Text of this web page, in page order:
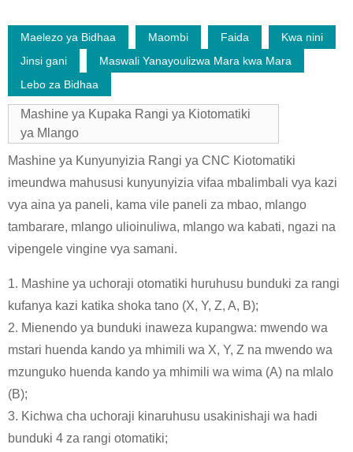
Maelezo ya Bidhaa Maombi Faida
Kwa nini
Jinsi gani
Maswali Yanayoulizwa Mara kwa Mara
Lebo za Bidhaa
Mashine ya Kupaka Rangi ya Kiotomatiki
ya Mlango
Mashine ya Kunyunyizia Rangi ya CNC Kiotomatiki
imeundwa mahususi kunyunyizia vifaa mbalimbali vya kazi
vya aina ya paneli, kama vile paneli za mbao, mlango
tambarare, mlango ulioinuliwa, mlango wa kabati, ngazi na
vipengele vingine vya samani.
1. Mashine ya uchoraji otomatiki huruhusu bunduki za rangi
kufanya kazi katika shoka tano (X, Y, Z, A, B);
2. Mienendo ya bunduki inaweza kupangwa: mwendo wa
mstari huenda kando ya mhimili wa X, Y, Z na mwendo wa
mzunguko huenda kando ya mhimili wa wima (A) na mlalo
(B);
3. Kichwa cha uchoraji kinaruhusu usakinishaji wa hadi
bunduki 4 za rangi otomatiki;